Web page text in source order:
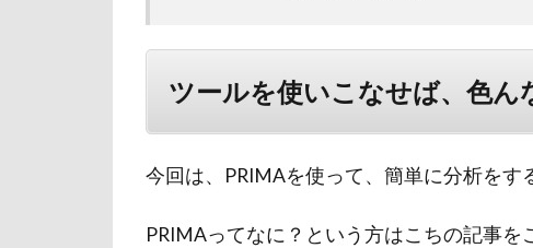
ツールを使いこなせば、色ん
今回は、PRIMAを使って、簡単に分析をす
PRIMAってなに？という方はこちの記事を